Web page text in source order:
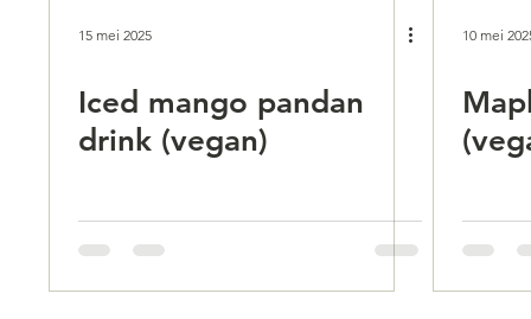
15 mei 2025
Iced mango pandan
drink (vegan)
10 mei